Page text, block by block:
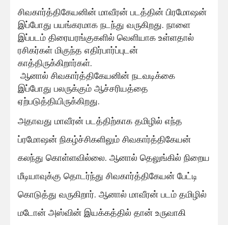
சிவகார்த்திகேயனின் மாவீரன் படத்தின் பிரமோஷன்
இப்போது பயங்கரமாக நடந்து வருகிறது. நாளை
இப்படம் திரையரங்குகளில் வெளியாக உள்ளதால்
ரசிகர்கள் மிகுந்த எதிர்பார்ப்புடன்
காத்திருக்கிறார்கள்.
ஆனால் சிவகார்த்திகேயனின் நடவடிக்கை
இப்போது பலருக்கும் ஆச்சரியத்தை
ஏற்படுத்தியிருக்கிறது.
அதாவது மாவீரன் படத்திற்காக தமிழில் எந்த
ப்ரமோஷன் நிகழ்ச்சிகளிலும் சிவகார்த்திகேயன்
கலந்து கொள்ளவில்லை. ஆனால் தெலுங்கில் நிறைய
மீடியாவுக்கு தொடர்ந்து சிவகார்த்திகேயன் பேட்டி
கொடுத்து வருகிறார். ஆனால் மாவீரன் படம் தமிழில்
மடோன் அஸ்வின் இயக்கத்தில் தான் உருவாகி